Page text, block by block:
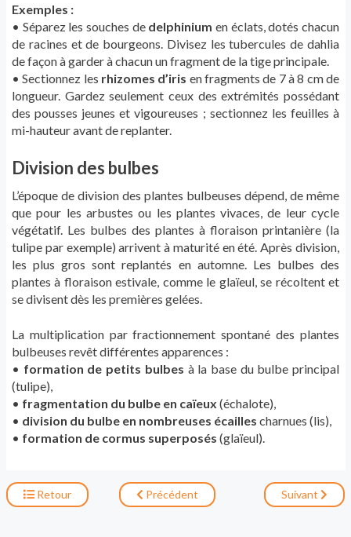
Exemples :
• Séparez les souches de delphinium en éclats, dotés chacun
de racines et de bourgeons. Divisez les tubercules de dahlia
de façon à garder à chacun un fragment de la tige principale.
• Sectionnez les rhizomes d’iris en fragments de 7 à 8 cm de
longueur. Gardez seulement ceux des extrémités possédant
des pousses jeunes et vigoureuses ; sectionnez les feuilles à
mi-hauteur avant de replanter.
Division des bulbes
L’époque de division des plantes bulbeuses dépend, de même
que pour les arbustes ou les plantes vivaces, de leur cycle
végétatif. Les bulbes des plantes à floraison printanière (la
tulipe par exemple) arrivent à maturité en été. Après division,
les plus gros sont replantés en automne. Les bulbes des
plantes à floraison estivale, comme le glaïeul, se récoltent et
se divisent dès les premières gelées.
La multiplication par fractionnement spontané des plantes
bulbeuses revêt différentes apparences :
• formation de petits bulbes à la base du bulbe principal
(tulipe),
• fragmentation du bulbe en caïeux (échalote),
• division du bulbe en nombreuses écailles charnues (lis),
• formation de cormus superposés (glaïeul).
Retour Précédent Suivant